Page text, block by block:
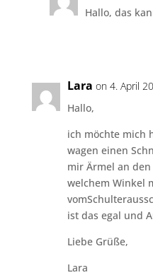
Hallo, das
Lara on 4. April
Hallo,
ich möchte mich
wagen einen
mir Ärmel an den
welchem Winkel
ist das egal und
Liebe Grüße,
Lara